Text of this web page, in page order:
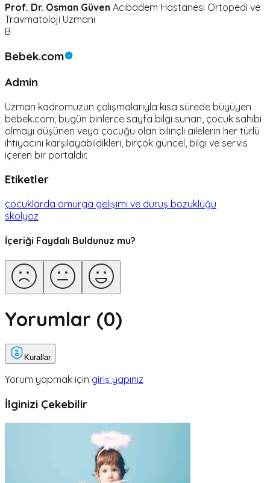
Prof. Dr. Osman Güven Acıbadem Hastanesi Ortopedi ve
Travmatoloji Uzmanı
B
Bebek.com
Admin
Uzman kadromuzun çalışmalarıyla kısa sürede büyüyen
bebek.com; bugün binlerce sayfa bilgi sunan, çocuk sahibi
olmayı düşünen veya çocuğu olan bilinçli ailelerin her türlü
ihtiyacını karşılayabildikleri, birçok güncel, bilgi ve servis
içeren bir portaldır.
Etiketler
çocuklarda omurga gelişimi ve duruş bozukluğu
skolyoz
İçeriği Faydalı Buldunuz mu?
Yorumlar (0)
Kurallar
Yorum yapmak için giriş yapınız
İlginizi Çekebilir